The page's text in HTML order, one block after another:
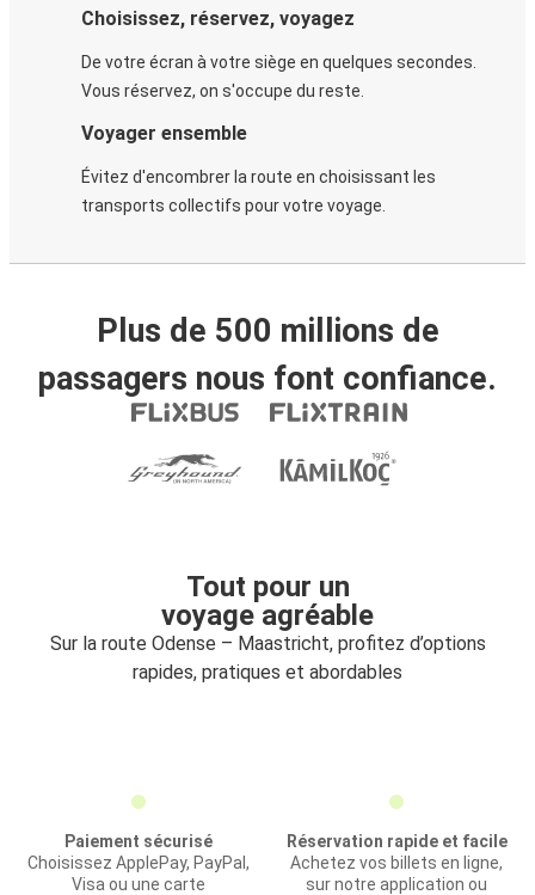
Choisissez, réservez, voyagez
De votre écran à votre siège en quelques secondes.
Vous réservez, on s'occupe du reste.
Voyager ensemble
Évitez d'encombrer la route en choisissant les
transports collectifs pour votre voyage.
Plus de 500 millions de
passagers nous font confiance.
Tout pour un
voyage agréable
Sur la route Odense – Maastricht, profitez d’options
rapides, pratiques et abordables
Paiement sécurisé
Choisissez ApplePay, PayPal,
Visa ou une carte
Réservation rapide et facile
Achetez vos billets en ligne,
sur notre application ou